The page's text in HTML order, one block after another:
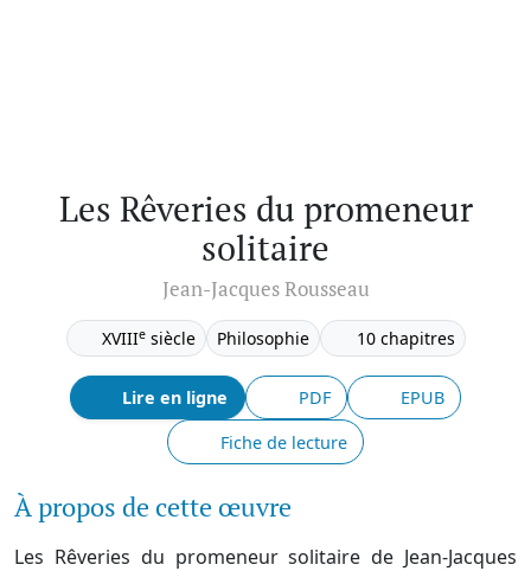
Les Rêveries du promeneur
solitaire
Jean-Jacques Rousseau
XVIIIe siècle Philosophie 10 chapitres
Lire en ligne PDF
EPUB
Fiche de lecture
À propos de cette œuvre
Les Rêveries du promeneur solitaire de Jean-Jacques